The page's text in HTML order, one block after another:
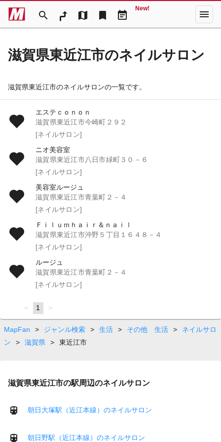
search map bookmark event_note
New! menu
滋賀県東近江市のネイルサロン
滋賀県東近江市のネイルサロンの一覧です。
エステｃｏｎｏｎ
滋賀県東近江市今崎町２９２
[ネイルサロン]
ニオ美容室
滋賀県東近江市八日市緑町３０－６
[ネイルサロン]
美容室ルージュ
滋賀県東近江市青葉町２－４
[ネイルサロン]
Ｆｉｌｕｍｈａｉｒ＆ｎａｉｌ
滋賀県東近江市沖野５丁目１６４８－４
[ネイルサロン]
ルージュ
滋賀県東近江市青葉町２－４
[ネイルサロン]
page
You're
on
page
1 page
MapFan > ジャンル検索 > 生活 > その他 生活 >
ネイルサロ
ン
> 滋賀県 > 東近江市
滋賀県東近江市の駅周辺のネイルサロン
朝日大塚駅（近江本線）のネイルサロン
朝日野駅（近江本線）のネイルサロン